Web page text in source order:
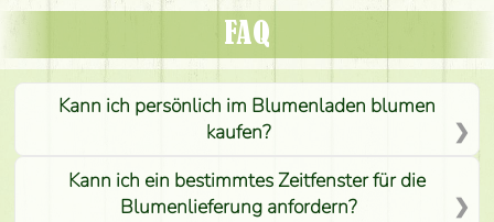
FAQ
Kann ich persönlich im Blumenladen blumen
kaufen?
Kann ich ein bestimmtes Zeitfenster für die
Blumenlieferung anfordern?